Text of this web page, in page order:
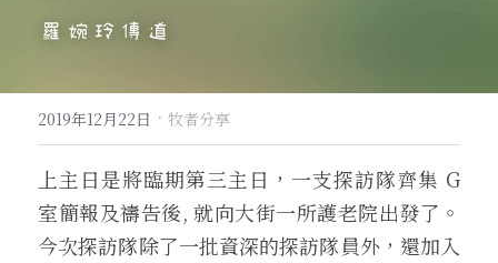
羅婉玲傳道
2019年12月22日 · 牧者分享
上主日是將臨期第三主日，一支探訪隊齊集 G
室簡報及禱告後, 就向大街一所護老院出發了。
今次探訪隊除了一批資深的探訪隊員外，還加入